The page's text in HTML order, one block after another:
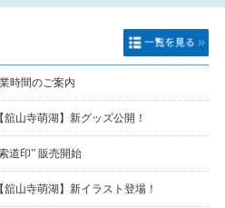
時間のご案内
山寺萌湖】新グッズ公開！
道印” 販売開始
山寺萌湖】新イラスト登場！